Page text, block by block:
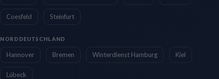
Coesfeld Steinfurt
NORDDEUTSCHLAND
Hannover Bremen Winterdienst Hamburg Kiel
Lübeck